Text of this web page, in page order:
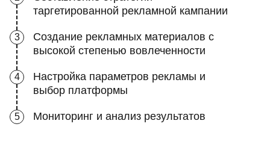
таргетированной рекламной кампании
3
Создание рекламных материалов с
высокой степенью вовлеченности
4
Настройка параметров рекламы и
выбор платформы
5 Мониторинг и анализ результатов